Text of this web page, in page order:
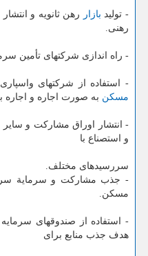
- تولید بازار
رهن ثانویه و
رهنی.
- راه اندازی شركتهای تأمین
- استفاده از شركتهای
مسكن به صورت اجاره و اجاره
- انتشار اوراق مشاركت و سایر
و استصناع با
سررسیدهای مختلف.
- جذب مشاركت و سرمایة
مسكن.
- استفاده از صندوقهای
هدف جذب منابع برای